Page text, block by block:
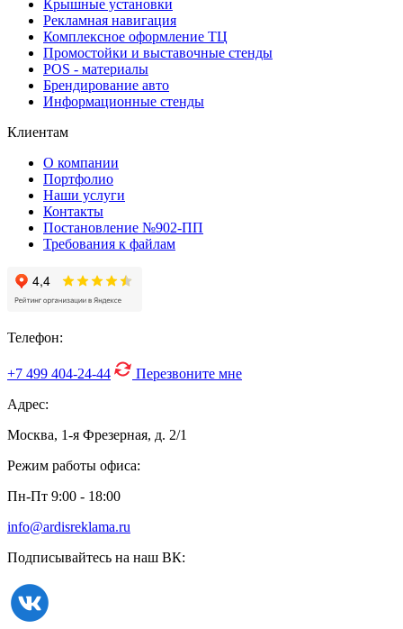
Крышные установки
Рекламная навигация
Комплексное оформление ТЦ
Промостойки и выставочные стенды
POS - материалы
Брендирование авто
Информационные стенды
Клиентам
О компании
Портфолио
Наши услуги
Контакты
Постановление №902-ПП
Требования к файлам
Телефон:
+7 499 404-24-44
Перезвоните мне
Адрес:
Москва, 1-я Фрезерная, д. 2/1
Режим работы офиса:
Пн-Пт 9:00 - 18:00
info@ardisreklama.ru
Подписывайтесь на наш ВК: